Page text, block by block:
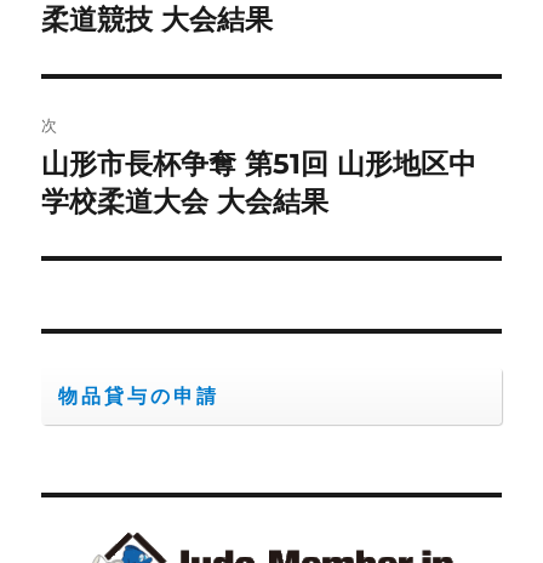
ナ
ビ
ゲ
ー
シ
ン
の
稿:
柔道競技 大会結果
次
次
の
稿:
山形市長杯争奪 第51回 山形地区中
学校柔道大会 大会結果
物品貸与の申請